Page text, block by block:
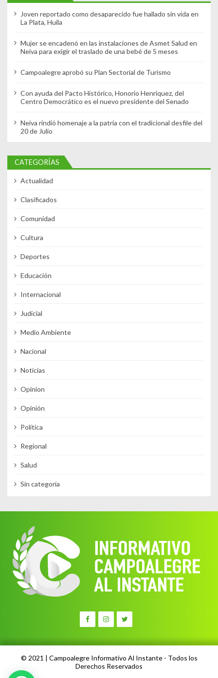
Joven reportado como desaparecido fue hallado sin vida en
La Plata, Huila
Mujer se encadenó en las instalaciones de Asmet Salud en
Neiva para exigir el traslado de una bebé de 5 meses
Campoalegre aprobó su Plan Sectorial de Turismo
Con ayuda del Pacto Histórico, Honorio Henriquez, del
Centro Democrático es el nuevo presidente del Senado
Neiva rindió homenaje a la patria con el tradicional desfile del
20 de Julio
CATEGORÍAS
Actualidad
Clasificados
Comunidad
Cultura
Deportes
Educación
Internacional
Judicial
Medio Ambiente
Nacional
Noticias
Opinion
Opinión
Política
Regional
Salud
Sin categoría
© 2021 | Campoalegre Informativo Al Instante - Todos los
Derechos Reservados